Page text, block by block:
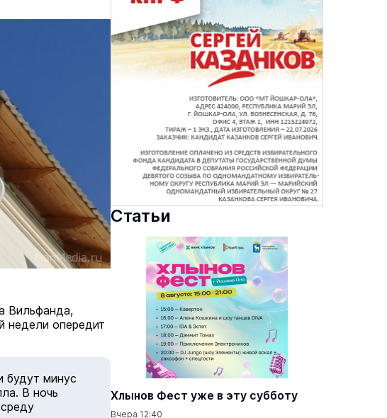
Вильфанда,
недели опередит
будут минус
В ночь
Статьи
Хлынов Фест уже в эту субботу
Вчера 12:40